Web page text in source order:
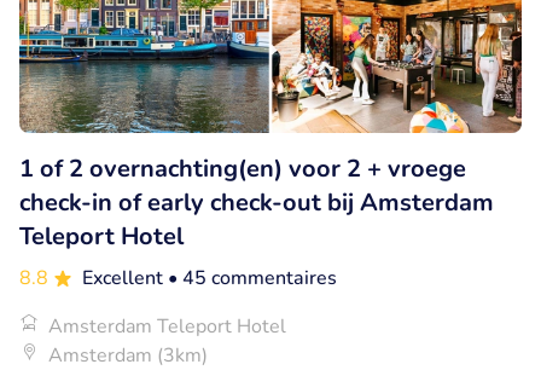
1 of 2 overnachting(en) voor 2 + vroege
check-in of early check-out bij Amsterdam
Teleport Hotel
8.8 Excellent • 45 commentaires
Amsterdam Teleport Hotel
Amsterdam (3km)